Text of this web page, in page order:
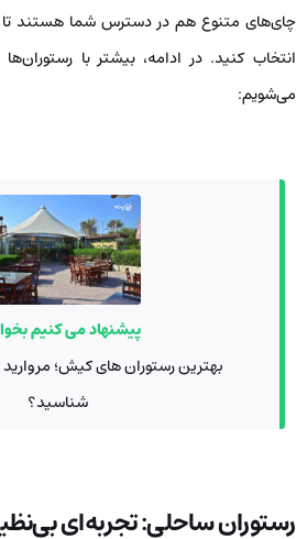
چای‌های متنوع هم در دسترس شما هستند تا
انتخاب کنید. در ادامه، بیشتر با
می‌شویم:
پیشنهاد می کنیم
بهترین رستوران های کیش؛
‌شناسید؟
رستوران ساحلی: تجربه‌ای